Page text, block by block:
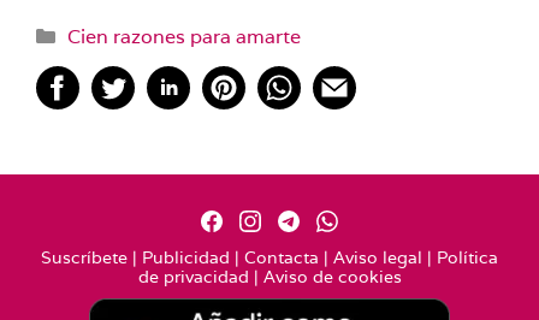
Categorías
Cien razones para amarte
Suscríbete | Publicidad | Contacta | Aviso legal | Política
de privacidad | Aviso de cookies